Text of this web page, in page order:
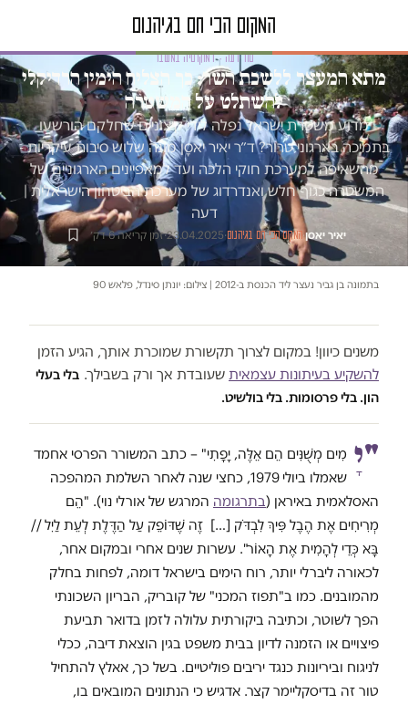
טור דעה · דמוקרטיה במשבר
מתא המעצר ללשכת השר: כך הצליח הימין הרדיקלי
להשתלט על המשטרה
מדוע משטרת ישראל נפלה לידי קיצוניים שחלקם הורשעו
בתמיכה בארגוני טרור? ד״ר יאיר יאסׇן מונה שלוש סיבות עיקריות -
מהשאיפה למערכת חוקי הלכה ועד למאפיינים הארגוניים של
המשטרה כגוף חלש ואנדרדוג של מערכת הביטחון הישראלית |
דעה
יאיר יאסן·המקום הכי חם בגיהנום·
23.04.2025
·זמן קריאה 6 דק׳
בתמונה בן גביר נעצר ליד הכנסת ב-2012 | צילום: יונתן סינדל, פלאש 90
משנים כיוון! במקום לצרוך תקשורת שמוכרת אותך, הגיע הזמן
להשקיע בעיתונות עצמאית שעובדת אך ורק בשבילך. בלי בעלי
הון. בלי פרסומות. בלי בולשיט.
"יָ מִים מְשֻׁנִּים הֵם אֵלֶּה, יָפָתִי" – כתב המשורר הפרסי אחמד
שאמלו ביולי 1979, כחצי שנה לאחר השלמת המהפכה
האסלאמית באיראן (בתרגומה המרגש של אורלי נוי). "הֵם
מְרִיחִים אֶת הֶבֶל פִּיךְ לִבְדֹּק […] זֶה שֶׁדּוֹפֵק עַל הַדֶּלֶת לְעֵת לַיִל //
בָּא כְּדֵי לְהָמִית אֶת הָאוֹר". עשרות שנים אחרי ובמקום אחר,
לכאורה ליברלי יותר, רוח הימים בישראל דומה, לפחות בחלק
מהמובנים. כמו ב"תפוז המכני" של קובריק, הבריון השכונתי
הפך לשוטר, וכתיבה ביקורתית עלולה לזמן בדואר תביעת
פיצויים או הזמנה לדיון בבית משפט בגין הוצאת דיבה, ככלי
לניגוח וביריונות כנגד יריבים פוליטיים. בשל כך, אאלץ להתחיל
טור זה בדיסקליימר קצר. אדגיש כי הנתונים המובאים בו,